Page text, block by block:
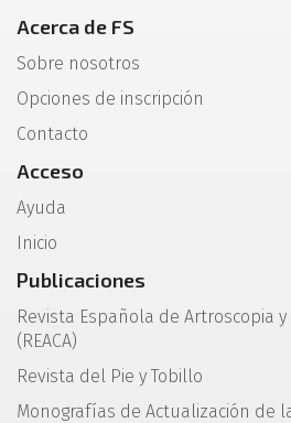
Acerca de FS
Sobre nosotros
Opciones de inscripción
Contacto
Acceso
Ayuda
Inicio
Publicaciones
Revista Española de Artroscopia
(REACA)
Revista del Pie y Tobillo
Monografías de Actualización de la